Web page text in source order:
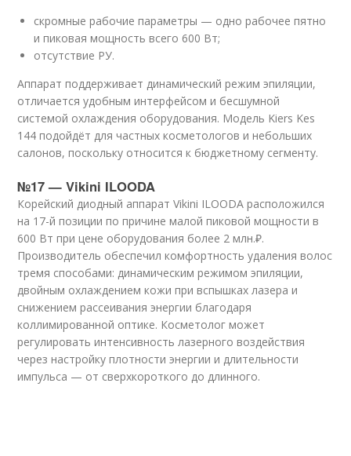
скромные рабочие параметры — одно рабочее пятно
и пиковая мощность всего 600 Вт;
отсутствие РУ.
Аппарат поддерживает динамический режим эпиляции,
отличается удобным интерфейсом и бесшумной
системой охлаждения оборудования. Модель Kiers Kes
144 подойдёт для частных косметологов и небольших
салонов, поскольку относится к бюджетному сегменту.
№17 — Vikini ILOODA
Корейский диодный аппарат Vikini ILOODA расположился
на 17-й позиции по причине малой пиковой мощности в
600 Вт при цене оборудования более 2 млн.₽.
Производитель обеспечил комфортность удаления волос
тремя способами: динамическим режимом эпиляции,
двойным охлаждением кожи при вспышках лазера и
снижением рассеивания энергии благодаря
коллимированной оптике. Косметолог может
регулировать интенсивность лазерного воздействия
через настройку плотности энергии и длительности
импульса — от сверхкороткого до длинного.